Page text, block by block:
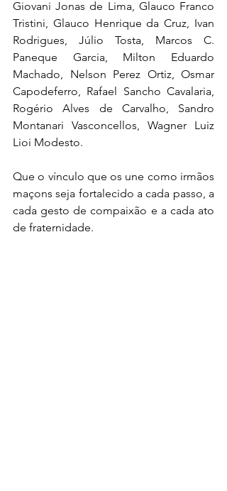
Giovani Jonas de Lima, Glauco Franco
Tristini, Glauco Henrique da Cruz, Ivan
Rodrigues, Júlio Tosta, Marcos C.
Paneque Garcia, Milton Eduardo
Machado, Nelson Perez Ortiz, Osmar
Capodeferro, Rafael Sancho Cavalaria,
Rogério Alves de Carvalho, Sandro
Montanari Vasconcellos, Wagner Luiz
Lioi Modesto.
Que o vínculo que os une como irmãos
maçons seja fortalecido a cada passo, a
cada gesto de compaixão e a cada ato
de fraternidade.